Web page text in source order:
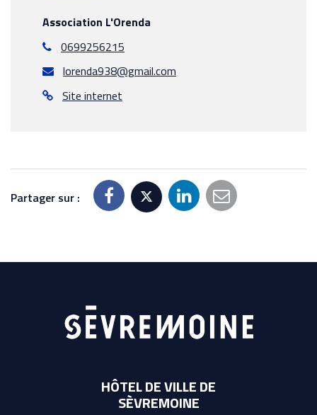
Association L'Orenda
0699256215
lorenda938@gmail.com
Site internet
Partager sur :
HÔTEL DE VILLE DE
SÈVREMOINE